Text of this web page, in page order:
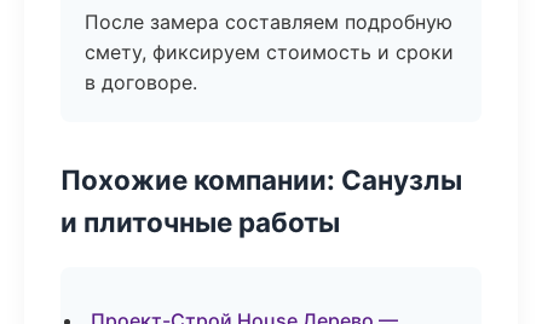
После замера составляем подробную
смету, фиксируем стоимость и сроки
в договоре.
Похожие компании: Санузлы
и плиточные работы